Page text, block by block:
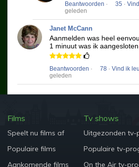
Beantwoorden · 35 ·
geleden
Janet McCann
Aanmelden was heel
1 minuut was ik aangesloten
Beantwoorden · 78 · Vind ik
geleden
Films
Speelt nu films af
Populaire films
Aankomende films
Tv shows
Uitgezonden
Populaire tv-
On the Air tv-